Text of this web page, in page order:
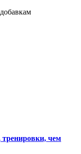
чем